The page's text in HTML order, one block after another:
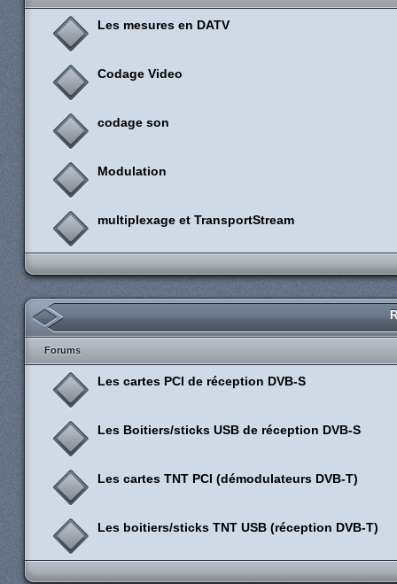
Les mesures en DATV
Codage Video
codage son
Modulation
multiplexage et TransportStream
Forums
Les cartes PCI de réception DVB-S
Les Boitiers/sticks USB de réception DVB-S
Les cartes TNT PCI (démodulateurs DVB-T)
Les boitiers/sticks TNT USB (réception DVB-T)